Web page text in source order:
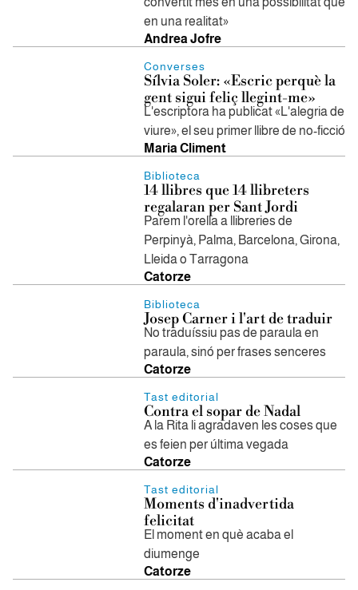
en una realitat»
Andrea Jofre
Converses
Sílvia Soler: «Escric perquè la
gent sigui feliç llegint-me»
L'escriptora ha publicat «L'alegria de
viure», el seu primer llibre de no-ficció
Maria Climent
Biblioteca
14 llibres que 14 llibreters
regalaran per Sant Jordi
Parem l'orella a llibreries de
Perpinyà, Palma, Barcelona, Girona,
Lleida o Tarragona
Catorze
Biblioteca
Josep Carner i l'art de traduir
No traduíssiu pas de paraula en
paraula, sinó per frases senceres
Catorze
Tast editorial
Contra el sopar de Nadal
A la Rita li agradaven les coses que
es feien per última vegada
Catorze
Tast editorial
Moments d'inadvertida
felicitat
El moment en què acaba el
diumenge
Catorze